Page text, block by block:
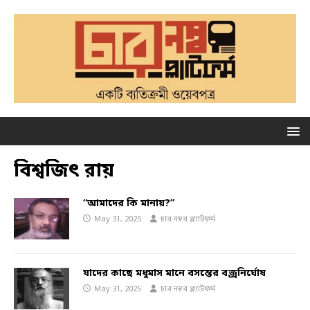
বিশ্বজিৎ রায়
“আমাদের কি মানায়?”
May 31, 2025 চার নম্বর প্ল্যাটফর্ম
যাদের কাছে মধুমাস মানে বসন্তের বজ্রনির্ঘোষ
May 31, 2025 চার নম্বর প্ল্যাটফর্ম